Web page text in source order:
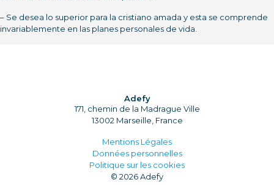
– Se desea lo superior para la cristiano amada y esta se comprende
invariablemente en las planes personales de vida.
Adefy
171, chemin de la Madrague Ville
13002 Marseille, France
Mentions Légales
Données personnelles
Politique sur les cookies
© 2026 Adefy